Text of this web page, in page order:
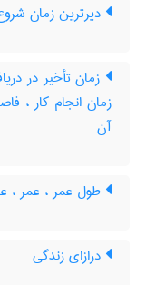
دیرترین زمان
زمان تأخیر در
زمان انجام کار ،
آن
طول عمر ، عمر ،
درازای زندگی